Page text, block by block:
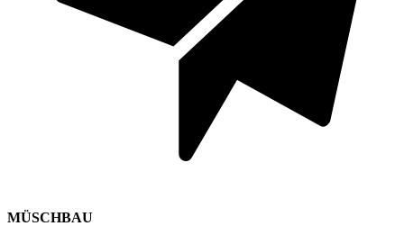
MÜSCHBAU